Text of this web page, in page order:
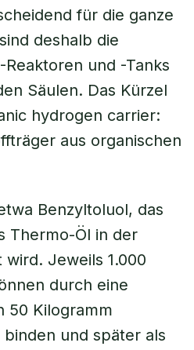
für die ganze
deshalb die
und -Tanks
Säulen. Das Kürzel
hydrogen carrier:
aus organischen
Benzyltoluol, das
Thermo-Öl in der
Jeweils 1.000
durch eine
50 Kilogramm
und später als